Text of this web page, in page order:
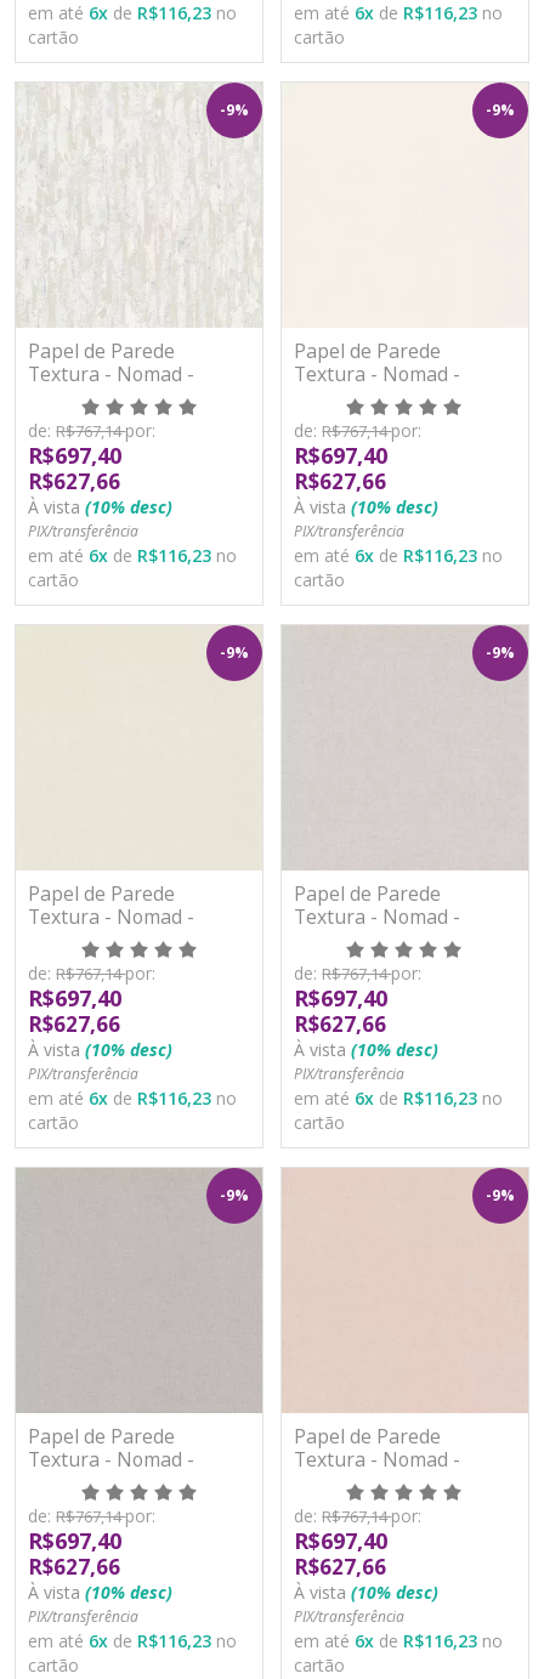
em até 6x de R$116,23 no
cartão
em até 6x de R$116,23 no
cartão
-9%
Papel de Parede
Textura - Nomad -
A53601 - Vinílico
de: R$767,14por:
R$697,40
R$627,66
À vista (10% desc)
PIX/transferência
em até 6x de R$116,23 no
cartão
-9%
Papel de Parede
Textura - Nomad -
PP1101 - Vinílico
de: R$767,14por:
R$697,40
R$627,66
À vista (10% desc)
PIX/transferência
em até 6x de R$116,23 no
cartão
-9%
Papel de Parede
Textura - Nomad -
PP1102 - Vinílico
de: R$767,14por:
R$697,40
R$627,66
À vista (10% desc)
PIX/transferência
em até 6x de R$116,23 no
cartão
-9%
Papel de Parede
Textura - Nomad -
PP1103 - Vinílico
de: R$767,14por:
R$697,40
R$627,66
À vista (10% desc)
PIX/transferência
em até 6x de R$116,23 no
cartão
-9%
Papel de Parede
Textura - Nomad -
PP1104 - Vinílico
de: R$767,14por:
R$697,40
R$627,66
À vista (10% desc)
PIX/transferência
em até 6x de R$116,23 no
cartão
-9%
Papel de Parede
Textura - Nomad -
PP1105 - Vinílico
de: R$767,14por:
R$697,40
R$627,66
À vista (10% desc)
PIX/transferência
em até 6x de R$116,23 no
cartão